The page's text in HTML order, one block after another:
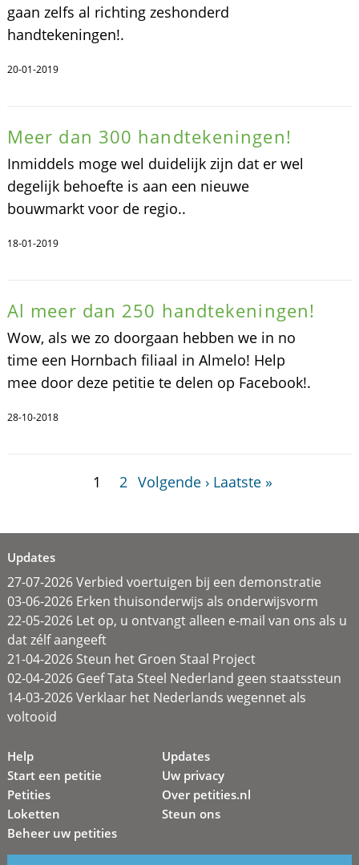
gaan zelfs al richting zeshonderd
handtekeningen!.
20-01-2019
Meer dan 300 handtekeningen!
Inmiddels moge wel duidelijk zijn dat er wel
degelijk behoefte is aan een nieuwe
bouwmarkt voor de regio..
18-01-2019
Al meer dan 250 handtekeningen!
Wow, als we zo doorgaan hebben we in no
time een Hornbach filiaal in Almelo! Help
mee door deze petitie te delen op Facebook!.
28-10-2018
1 2 Volgende › Laatste »
Updates
27-07-2026 Verbied voertuigen bij een demonstratie
03-06-2026 Erken thuisonderwijs als onderwijsvorm
22-05-2026 Let op, u ontvangt alleen e-mail van ons als u
dat zélf aangeeft
21-04-2026 Steun het Groen Staal Project
02-04-2026 Geef Tata Steel Nederland geen staatssteun
14-03-2026 Verklaar het Nederlands wegennet als
voltooid
Help
Start een petitie
Petities
Loketten
Beheer uw petities
Updates
Uw privacy
Over petities.nl
Steun ons